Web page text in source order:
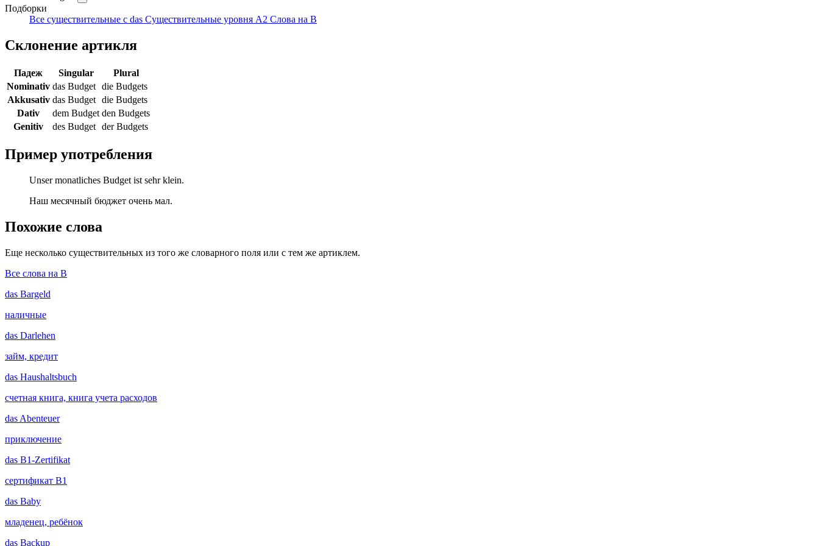
Подборки
Все существительные с das Существительные уровня A2 Слова на B
Склонение артикля
Падеж Singular
Plural
Nominativ das Budget die Budgets
Akkusativ das Budget die Budgets
Dativ
dem Budget den Budgets
Genitiv
des Budget der Budgets
Пример употребления
Unser monatliches Budget ist sehr klein.
Наш месячный бюджет очень мал.
Похожие слова
Еще несколько существительных из того же словарного поля или с тем же артиклем.
Все слова на B
das Bargeld
наличные
das Darlehen
займ, кредит
das Haushaltsbuch
счетная книга, книга учета расходов
das Abenteuer
приключение
das B1-Zertifikat
сертификат B1
das Baby
младенец, ребёнок
das Backup